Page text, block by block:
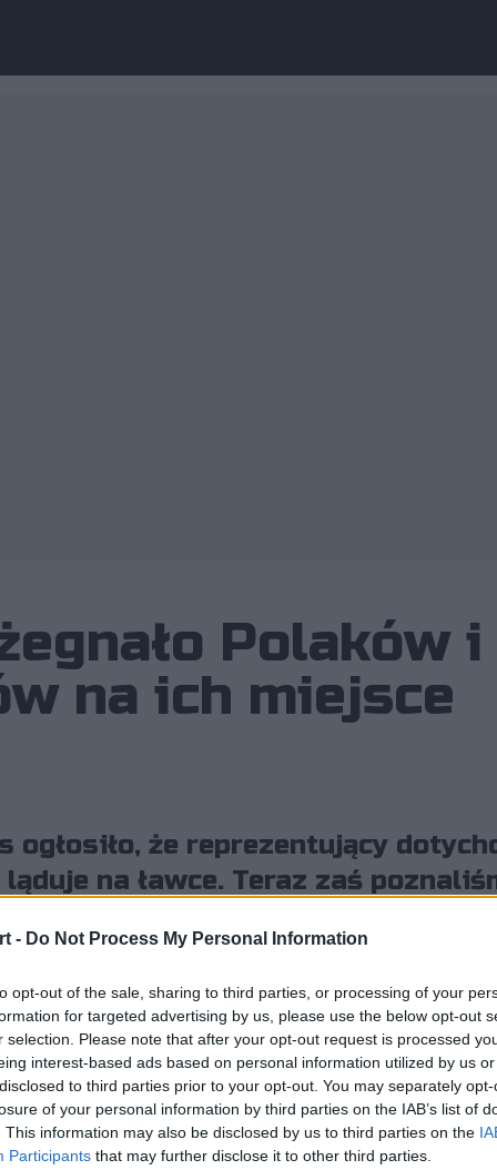
- Do Not Process My Personal Information
opt-out of the sale, sharing to third parties, or processing of your
for targeted advertising by us, please use the below opt-out
selection. Please note that after your opt-out request is processed
interest-based ads based on personal information utilized by us
to third parties prior to your opt-out. You may separately
of your personal information by third parties on the IAB’s list of
This information may also be disclosed by us to third parties on the
Participants that may further disclose it to other third parties.
Polaków
na ich miejsce
ogłosiło, że reprezentujący
na ławce. Teraz zaś
w nowych barwach
TEAM NEXT LEVEL. A wraz z tym zyskało również
Counter-Strike'a. I to ten drugi, jak nietrudno się
samo IC w następstwie tego mariażu zyskało
nowi przedstawiciele organizacji jeszcze w lipcu zaliczyli